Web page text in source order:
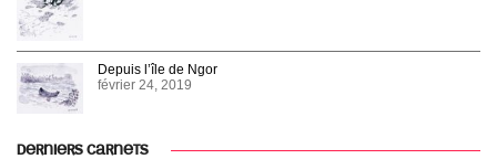
Depuis l’île de Ngor
février 24, 2019
DERNIERS CARNETS